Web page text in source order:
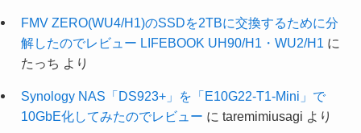
FMV ZERO(WU4/H1)のSSDを2TBに交換するために分
解したのでレビュー LIFEBOOK UH90/H1・WU2/H1 に
たっち より
Synology NAS「DS923+」を「E10G22-T1-Mini」で
10GbE化してみたのでレビュー に taremimiusagi より